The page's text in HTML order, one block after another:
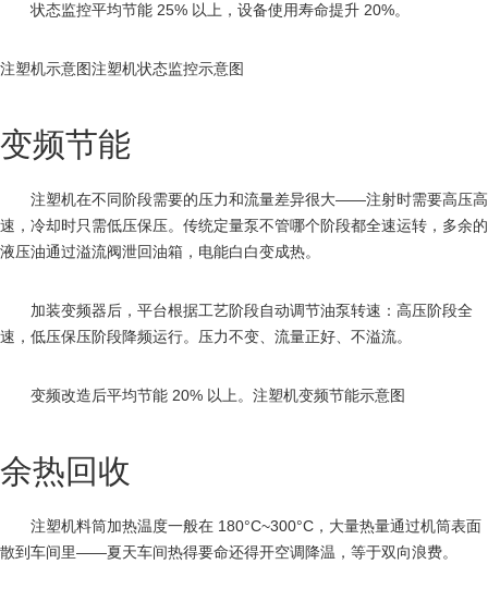
状态监控平均节能 25% 以上，设备使用寿命提升 20%。
注塑机示意图注塑机状态监控示意图
变频节能
注塑机在不同阶段需要的压力和流量差异很大——注射时需要高压高
速，冷却时只需低压保压。传统定量泵不管哪个阶段都全速运转，多余的
液压油通过溢流阀泄回油箱，电能白白变成热。
加装变频器后，平台根据工艺阶段自动调节油泵转速：高压阶段全
速，低压保压阶段降频运行。压力不变、流量正好、不溢流。
变频改造后平均节能 20% 以上。 注塑机变频节能示意图
余热回收
注塑机料筒加热温度一般在 180°C~300°C，大量热量通过机筒表面
散到车间里——夏天车间热得要命还得开空调降温，等于双向浪费。